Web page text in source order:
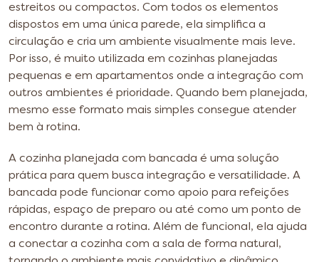
estreitos ou compactos. Com todos os elementos
dispostos em uma única parede, ela simplifica a
circulação e cria um ambiente visualmente mais leve.
Por isso, é muito utilizada em cozinhas planejadas
pequenas e em apartamentos onde a integração com
outros ambientes é prioridade. Quando bem planejada,
mesmo esse formato mais simples consegue atender
bem à rotina.
A cozinha planejada com bancada é uma solução
prática para quem busca integração e versatilidade. A
bancada pode funcionar como apoio para refeições
rápidas, espaço de preparo ou até como um ponto de
encontro durante a rotina. Além de funcional, ela ajuda
a conectar a cozinha com a sala de forma natural,